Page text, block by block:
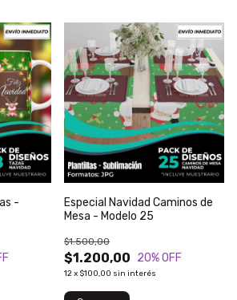
-
Especial Navidad Caminos de
Mesa - Modelo 25
$1.200,00
$1.500,00
20% OFF
12x $100,00 sin interés